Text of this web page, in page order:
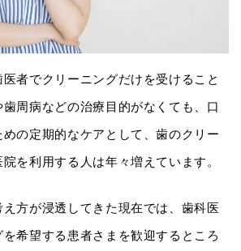
者でクリーニングだけを受けること
周病などの治療目的がなくても、口
の定期的なケアとして、歯のクリー
を利用する人は年々増えています。
方が浸透してきた現在では、歯科医
希望する患者さまを歓迎するところ